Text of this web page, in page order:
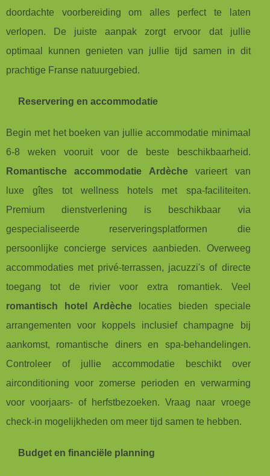
doordachte voorbereiding om alles perfect te laten
verlopen. De juiste aanpak zorgt ervoor dat jullie
optimaal kunnen genieten van jullie tijd samen in dit
prachtige Franse natuurgebied.
Reservering en accommodatie
Begin met het boeken van jullie accommodatie minimaal
6-8 weken vooruit voor de beste beschikbaarheid.
Romantische accommodatie Ardèchevarieert van
luxe gîtes tot wellness hotels met spa-faciliteiten.
Premium dienstverlening is beschikbaar via
gespecialiseerde reserveringsplatformen die
persoonlijke concierge services aanbieden. Overweeg
accommodaties met privé-terrassen, jacuzzi's of directe
toegang tot de rivier voor extra romantiek. Veel
romantisch hotel Ardèche locaties bieden speciale
arrangementen voor koppels inclusief champagne bij
aankomst, romantische diners en spa-behandelingen.
Controleer of jullie accommodatie beschikt over
airconditioning voor zomerse perioden en verwarming
voor voorjaars- of herfstbezoeken. Vraag naar vroege
check-in mogelijkheden om meer tijd samen te hebben.
Budget en financiële planning